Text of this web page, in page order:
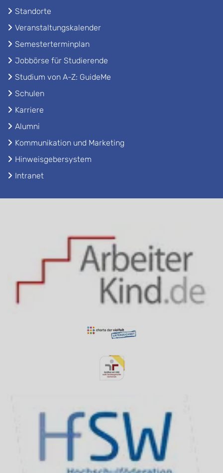
Standorte
Veranstaltungskalender
Semesterterminplan
Jobbörse für Studierende
Studium von A-Z: GuideMe
Schulen
Karriere
Alumni
Kommunikation und Marketing
Hinweisgebersystem
Intranet